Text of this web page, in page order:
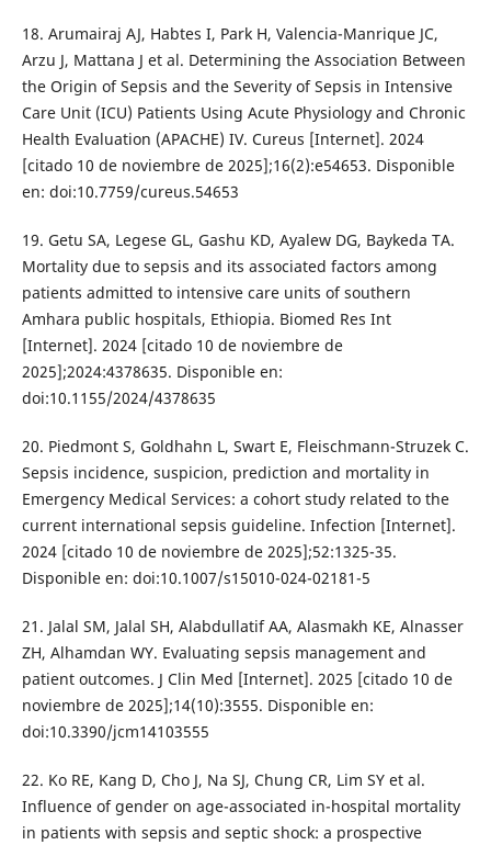
18. Arumairaj AJ, Habtes I, Park H, Valencia-Manrique JC,
Arzu J, Mattana J et al. Determining the Association Between
the Origin of Sepsis and the Severity of Sepsis in Intensive
Care Unit (ICU) Patients Using Acute Physiology and Chronic
Health Evaluation (APACHE) IV. Cureus [Internet]. 2024
[citado 10 de noviembre de 2025];16(2):e54653. Disponible
en: doi:10.7759/cureus.54653
19. Getu SA, Legese GL, Gashu KD, Ayalew DG, Baykeda TA.
Mortality due to sepsis and its associated factors among
patients admitted to intensive care units of southern
Amhara public hospitals, Ethiopia. Biomed Res Int
[Internet]. 2024 [citado 10 de noviembre de
2025];2024:4378635. Disponible en:
doi:10.1155/2024/4378635
20. Piedmont S, Goldhahn L, Swart E, Fleischmann-Struzek C.
Sepsis incidence, suspicion, prediction and mortality in
Emergency Medical Services: a cohort study related to the
current international sepsis guideline. Infection [Internet].
2024 [citado 10 de noviembre de 2025];52:1325-35.
Disponible en: doi:10.1007/s15010-024-02181-5
21. Jalal SM, Jalal SH, Alabdullatif AA, Alasmakh KE, Alnasser
ZH, Alhamdan WY. Evaluating sepsis management and
patient outcomes. J Clin Med [Internet]. 2025 [citado 10 de
noviembre de 2025];14(10):3555. Disponible en:
doi:10.3390/jcm14103555
22. Ko RE, Kang D, Cho J, Na SJ, Chung CR, Lim SY et al.
Influence of gender on age-associated in-hospital mortality
in patients with sepsis and septic shock: a prospective